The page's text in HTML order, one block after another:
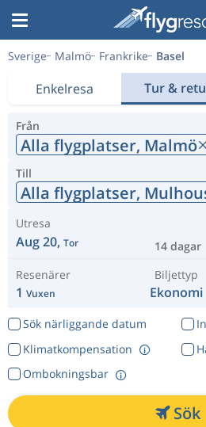
Sverige Malmö Frankrike Basel
Enkelresa Tur &
Från
Alla flygplatser, Malmö
Till
Alla flygplatser,
Utresa
Aug 20, Tor 14 dagar
Resenärer
1 Vuxen
Biljettyp
Ekonomi
Sök närliggande datum
Klimatkompensation
Ombokningsbar
Sök